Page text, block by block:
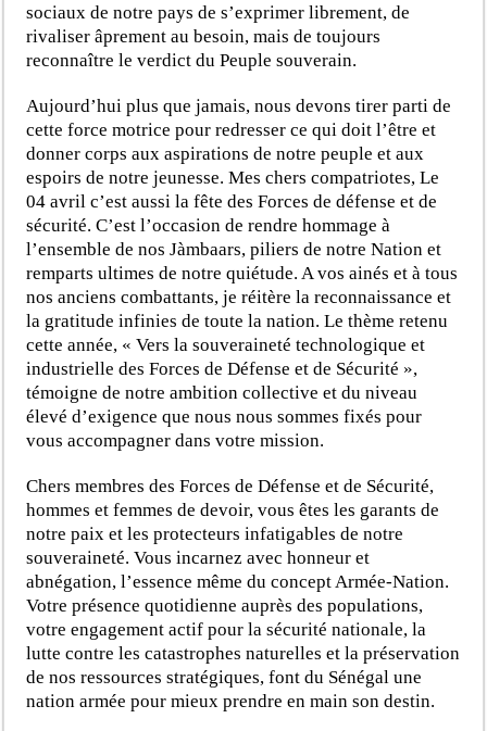
sociaux de notre pays de s’exprimer librement, de
rivaliser âprement au besoin, mais de toujours
reconnaître le verdict du Peuple souverain.
Aujourd’hui plus que jamais, nous devons tirer parti de
cette force motrice pour redresser ce qui doit l’être et
donner corps aux aspirations de notre peuple et aux
espoirs de notre jeunesse. Mes chers compatriotes, Le
04 avril c’est aussi la fête des Forces de défense et de
sécurité. C’est l’occasion de rendre hommage à
l’ensemble de nos Jàmbaars, piliers de notre Nation et
remparts ultimes de notre quiétude. A vos ainés et à tous
nos anciens combattants, je réitère la reconnaissance et
la gratitude infinies de toute la nation. Le thème retenu
cette année, « Vers la souveraineté technologique et
industrielle des Forces de Défense et de Sécurité »,
témoigne de notre ambition collective et du niveau
élevé d’exigence que nous nous sommes fixés pour
vous accompagner dans votre mission.
Chers membres des Forces de Défense et de Sécurité,
hommes et femmes de devoir, vous êtes les garants de
notre paix et les protecteurs infatigables de notre
souveraineté. Vous incarnez avec honneur et
abnégation, l’essence même du concept Armée-Nation.
Votre présence quotidienne auprès des populations,
votre engagement actif pour la sécurité nationale, la
lutte contre les catastrophes naturelles et la préservation
de nos ressources stratégiques, font du Sénégal une
nation armée pour mieux prendre en main son destin.